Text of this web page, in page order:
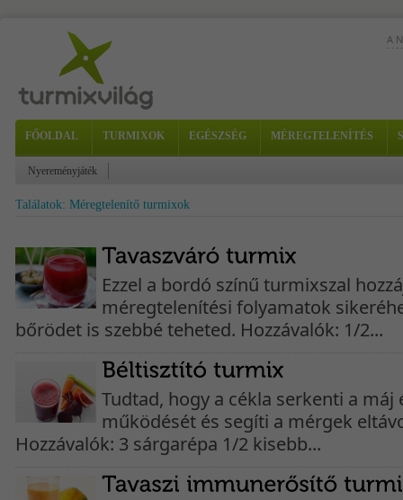
A
FŐOLDAL TURMIXOK EGÉSZSÉG MÉREGTELENÍTÉS
Nyereményjáték
Találatok: Méregtelenítő turmixok
Ezzel a bordó színű turmixszal
méregtelenítési folyamatok
bőrödet is szebbé teheted. Hozzávalók: 1/2...
Tudtad, hogy a cékla serkenti a máj
működését és segíti a mérgek
Hozzávalók: 3 sárgarépa 1/2 kisebb...